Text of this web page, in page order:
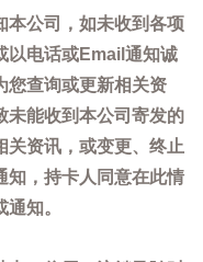
本公司，如未收到各项
以电话或Email通知诚
您查询或更新相关资
未能收到本公司寄发的
关资讯，或变更、终止
知，持卡人同意在此情
知。